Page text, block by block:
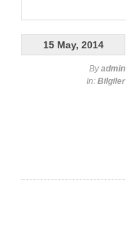
15 May, 2014
Byadmin
In: Bilgiler